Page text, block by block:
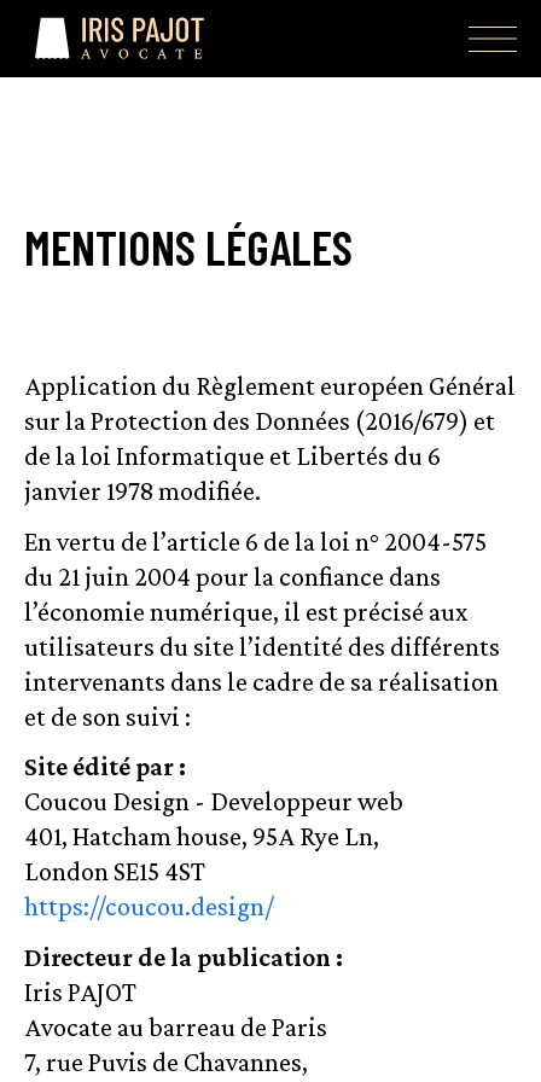
MENTIONS LÉGALES
Application du Règlement européen Général
sur la Protection des Données (2016/679) et
de la loi Informatique et Libertés du 6
janvier 1978 modifiée.
En vertu de l’article 6 de la loi n° 2004-575
du 21 juin 2004 pour la confiance dans
l’économie numérique, il est précisé aux
utilisateurs du site l’identité des différents
intervenants dans le cadre de sa réalisation
et de son suivi :
Site édité par :
Coucou Design - Developpeur web
401, Hatcham house, 95A Rye Ln,
London SE15 4ST
https://coucou.design/
Directeur de la publication :
Iris PAJOT
Avocate au barreau de Paris
7, rue Puvis de Chavannes,